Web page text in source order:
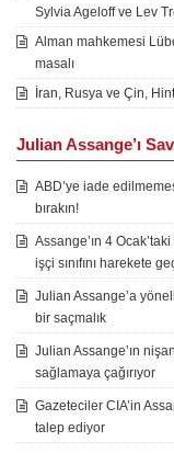
Sylvia Ageloff ve Lev
Alman mahkemesi
masalı
İran, Rusya ve Çin,
Julian Assange’ı
ABD’ye iade
bırakın!
Assange’ın 4
işçi sınıfını harekete
Julian Assange’a
bir saçmalık
Julian Assange’ın
sağlamaya çağırıyor
Gazeteciler CIA’in
talep ediyor